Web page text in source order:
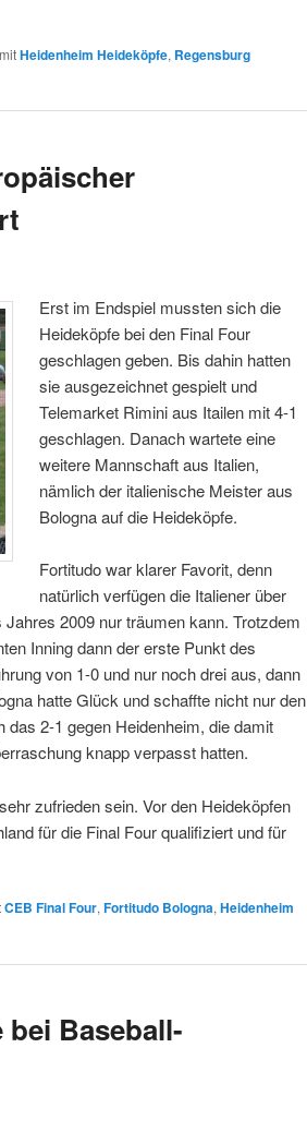
Heidenheim Heideköpfe, Regensburg
Erst im Endspiel mussten sich die
Heideköpfe bei den Final Four
geschlagen geben. Bis dahin hatten
sie ausgezeichnet gespielt und
Telemarket Rimini aus Itailen mit 4-1
geschlagen. Danach wartete eine
weitere Mannschaft aus Italien,
nämlich der italienische Meister aus
Bologna auf die Heideköpfe.
Fortitudo war klarer Favorit, denn
natürlich verfügen die Italiener über
2009 nur träumen kann. Trotzdem
Inning dann der erste Punkt des
von 1-0 und nur noch drei aus, dann
hatte Glück und schaffte nicht nur den
2-1 gegen Heidenheim, die damit
knapp verpasst hatten.
zufrieden sein. Vor den Heideköpfen
für die Final Four qualifiziert und für
CEB Final Four, Fortitudo Bologna, Heidenheim
Baseball-